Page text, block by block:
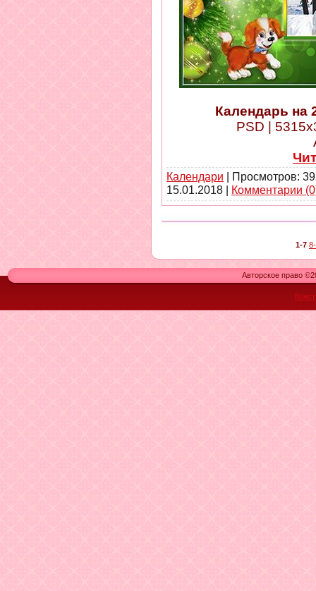
Календарь на
PSD |
Календари | Просмотров:
15.01.2018 | Комментарии
1-7
Авторское право